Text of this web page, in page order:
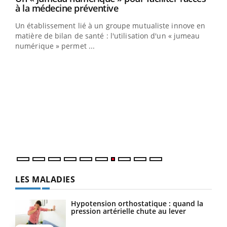
à la médecine préventiveYoutube
Un établissement lié à un groupe mutualiste innove en
matière de bilan de santé : l'utilisation d'un « jumeau
numérique » permet ...
Coup de food sur le diabète, c'est votre nouveau rendez-
vous culinaire qui bouscule les idées reçues ! Dans cet
épisode, une ...
LES MALADIES
Hypotension orthostatique : quand la
pression artérielle chute au lever